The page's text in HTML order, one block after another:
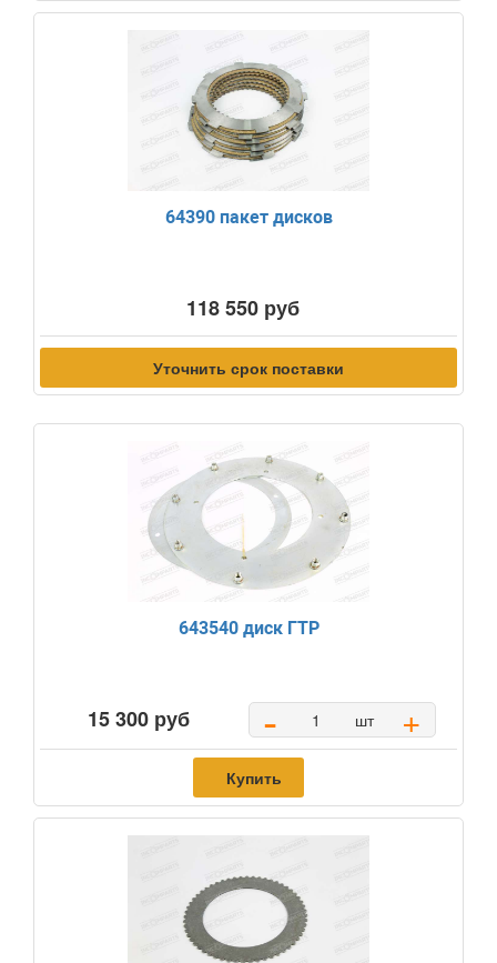
64390 пакет дисков
118 550 руб
Уточнить срок поставки
643540 диск ГТР
15 300 руб - шт +
Купить